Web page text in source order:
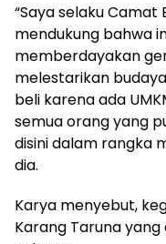
“Saya selaku Camat
mendukung bahwa
memberdayakan
melestarikan
beli karena ada
semua orang yang
disini dalam rangka
dia.
Karya menyebut,
Karang Taruna